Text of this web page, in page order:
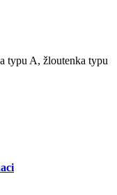
typu A, žloutenka typu